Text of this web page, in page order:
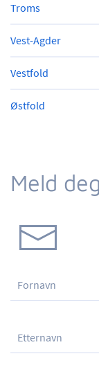
Troms
Vest-Agder
Vestfold
Østfold
Meld